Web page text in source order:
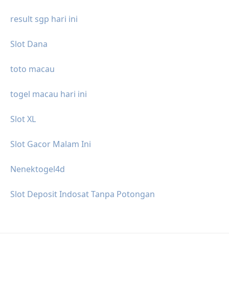
result sgp hari ini
Slot Dana
toto macau
togel macau hari ini
Slot XL
Slot Gacor Malam Ini
Nenektogel4d
Slot Deposit Indosat Tanpa Potongan